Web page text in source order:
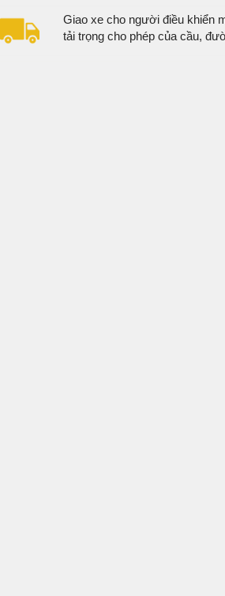
Giao xe cho người điều khiển
tải trọng cho phép của cầu,